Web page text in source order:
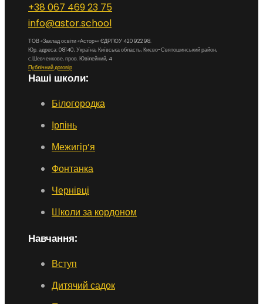
+38 067 469 23 75
info@astor.school
ТОВ «Заклад освіти «Астор»» ЄДРПОУ 42092298.
Юр. адреса: 08140, Україна, Київська область, Києво-Святошинський район,
с.Шевченкове, пров. Ювілейний, 4
Публічний договір
Наші школи:
Білогородка
Ірпінь
Межигір’я
Фонтанка
Чернівці
Школи за кордоном
Навчання:
Вступ
Дитячий садок